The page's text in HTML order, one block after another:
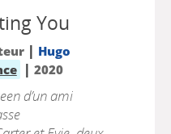
You
| Hugo
| 2020
d’un ami